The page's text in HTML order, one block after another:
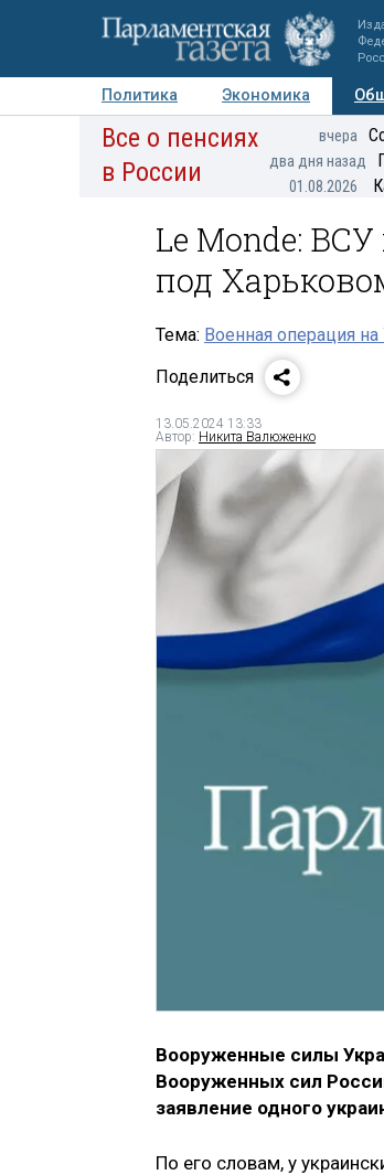
Политика Экономика
Авторы Персоны Мнения
Все о пенсиях
в России
вчера
два дня назад
01.08.2026
Le Monde:
под
Тема: Военная операция на
Поделиться
13.05.2024 13:33
Автор: Никита Валюженко
Вооруженные силы
Вооруженных сил
заявление одного
По его словам, у